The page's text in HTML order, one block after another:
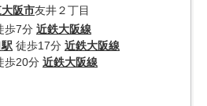
阪市友井２丁目
歩7分 近鉄大阪線
徒歩17分 近鉄大阪線
歩20分 近鉄大阪線